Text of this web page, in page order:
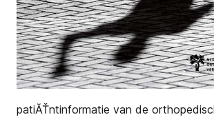
patiĂŤntinformatie van de